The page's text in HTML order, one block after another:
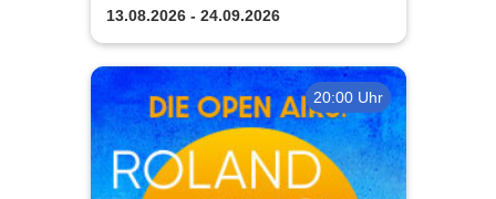
Ein Immersives Abenteuer
13.08.2026 - 24.09.2026
20:00 Uhr